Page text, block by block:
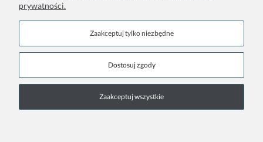
Bez szkodliwych składników. Udowodnione działanie anti aging.
Doskonałość Roku 2020
prywatności.
Zaakceptuj tylko niezbędne
Dostosuj zgody
Zaakceptuj wszystkie